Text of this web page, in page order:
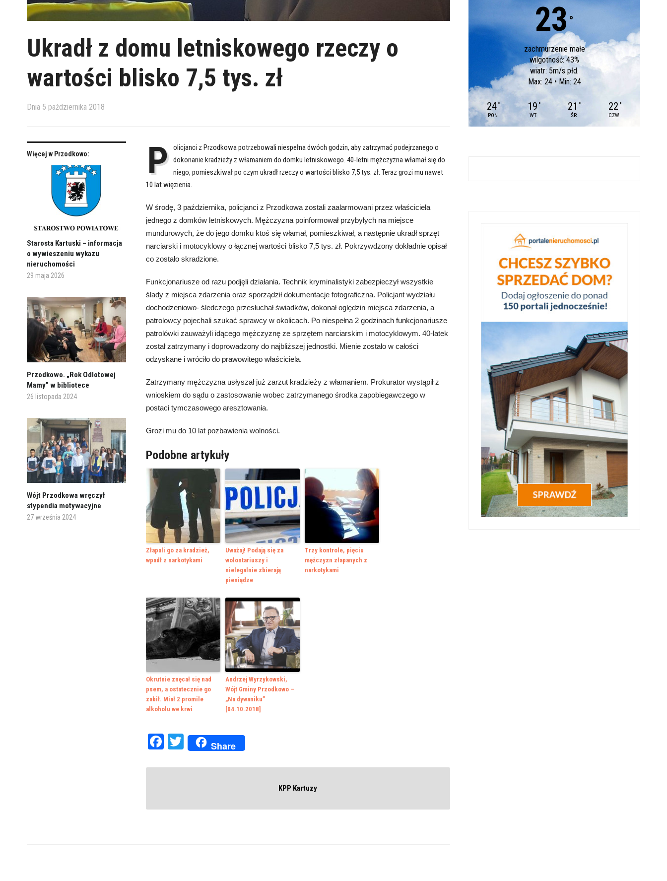
Ukradł z domu letniskowego rzeczy o
wartości blisko 7,5 tys. zł
Dnia 5 października 2018
Więcej w Przodkowo:
Starosta Kartuski – informacja
o wywieszeniu wykazu
nieruchomości
29 maja 2026
Przodkowo. „Rok Odlotowej
Mamy” w bibliotece
26 listopada 2024
Wójt Przodkowa wręczył
stypendia motywacyjne
27 września 2024
P olicjanci z Przodkowa potrzebowali niespełna dwóch godzin, aby zatrzymać podejrzanego o
dokonanie kradzieży z włamaniem do domku letniskowego. 40-letni mężczyzna włamał się do
niego, pomieszkiwał po czym ukradł rzeczy o wartości blisko 7,5 tys. zł. Teraz grozi mu nawet
10 lat więzienia.
W środę, 3 października, policjanci z Przodkowa zostali zaalarmowani przez właściciela
jednego z domków letniskowych. Mężczyzna poinformował przybyłych na miejsce
mundurowych, że do jego domku ktoś się włamał, pomieszkiwał, a następnie ukradł sprzęt
narciarski i motocyklowy o łącznej wartości blisko 7,5 tys. zł. Pokrzywdzony dokładnie opisał
co zostało skradzione.
Funkcjonariusze od razu podjęli działania. Technik kryminalistyki zabezpieczył wszystkie
ślady z miejsca zdarzenia oraz sporządził dokumentacje fotograficzna. Policjant wydziału
dochodzeniowo- śledczego przesłuchał świadków, dokonał oględzin miejsca zdarzenia, a
patrolowcy pojechali szukać sprawcy w okolicach. Po niespełna 2 godzinach funkcjonariusze
patrolówki zauważyli idącego mężczyznę ze sprzętem narciarskim i motocyklowym. 40-latek
został zatrzymany i doprowadzony do najbliższej jednostki. Mienie zostało w całości
odzyskane i wróciło do prawowitego właściciela.
Zatrzymany mężczyzna usłyszał już zarzut kradzieży z włamaniem. Prokurator wystąpił z
wnioskiem do sądu o zastosowanie wobec zatrzymanego środka zapobiegawczego w
postaci tymczasowego aresztowania.
Grozi mu do 10 lat pozbawienia wolności.
Podobne artykuły
Złapali go za kradzież,
wpadł z narkotykami
Uważaj! Podają się za
wolontariuszy i
nielegalnie zbierają
pieniądze
Trzy kontrole, pięciu
mężczyzn złapanych z
narkotykami
Okrutnie znęcał się nad
psem, a ostatecznie go
zabił. Miał 2 promile
alkoholu we krwi
Andrzej Wyrzykowski,
Wójt Gminy Przodkowo –
„Na dywaniku”
[04.10.2018]
Facebook
Twitter
Share
KPP Kartuzy
23 °
zachmurzenie małe
wilgotność: 43%
wiatr: 5m/s płd.
Max: 24 • Min: 24
24 °
PON
19 °
WT
21 °
ŚR
22 °
CZW